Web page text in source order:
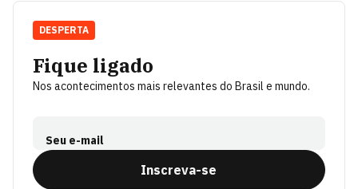
Fique ligado
Nos acontecimentos mais relevantes do Brasil e mundo.
Seu e-mail
Inscreva-se
DESPERTA